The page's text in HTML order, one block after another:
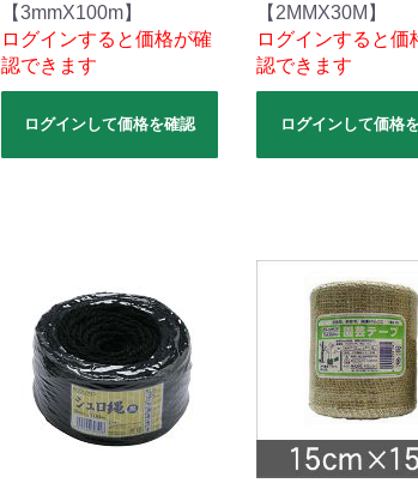
【3mmX100m】
ログインすると価格が確
認できます
ログインして価格を確認
【2MMX30M】
ログインすると価
認できます
ログインして価格